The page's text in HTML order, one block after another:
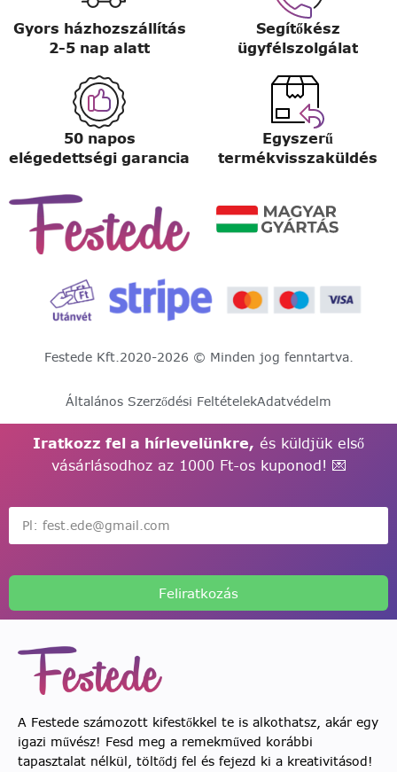
Gyors házhozszállítás
2-5 nap alatt
Segítőkész
ügyfélszolgálat
50 napos
elégedettségi garancia
Egyszerű
termékvisszaküldés
Festede Kft.2020-2026 © Minden jog fenntartva.
Általános Szerződési FeltételekAdatvédelm
Iratkozz fel a hírlevelünkre, és küldjük első
vásárlásodhoz az 1000 Ft-os kuponod! 💌
Feliratkozás
A Festede számozott kifestőkkel te is alkothatsz, akár egy
igazi művész! Fesd meg a remekműved korábbi
tapasztalat nélkül, töltődj fel és fejezd ki a kreativitásod!